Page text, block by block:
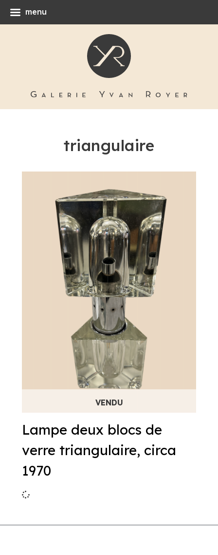
triangulaire
Lampe deux blocs de
verre triangulaire, circa
1970
menu